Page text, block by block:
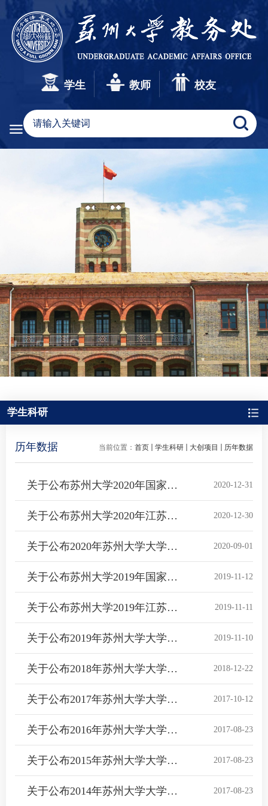
学生 教师 校友
学生科研
当前位置： 首页 学生科研 大创项目 历年数据
历年数据
关于公布苏州大学2020年国家级大学生创新创业训练计划项目名单的通知 2020-12-31
关于公布苏州大学2020年江苏省大学生创新创业训练计划立项项目的通知 2020-12-30
关于公布2020年苏州大学大学生创新创业训练计划立项项目名单的通知 2020-09-01
关于公布苏州大学2019年国家级大学生创新创业训练计划项目名单的通知 2019-11-12
关于公布苏州大学2019年江苏省大学生创新创业训练计划立项项目的通知 2019-11-11
关于公布2019年苏州大学大学生创新创业训练计划立项项目名单的通知 2019-11-10
关于公布2018年苏州大学大学生创新创业训练计划立项项目名单的通知 2018-12-22
关于公布2017年苏州大学大学生创新创业训练计划立项项目名单的通知 2017-10-12
关于公布2016年苏州大学大学生创新创业训练计划立项项目名单的通知 2017-08-23
关于公布2015年苏州大学大学生创新创业训练计划立项项目名单的通知 2017-08-23
关于公布2014年苏州大学大学生创新创业训练计划立项项目名单的通知 2017-08-23